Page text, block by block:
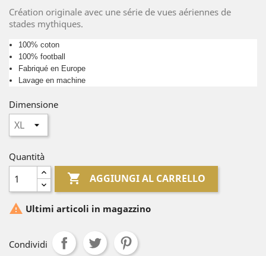
Création originale avec une série de vues aériennes de
stades mythiques.
100% coton
100% football
Fabriqué en Europe
Lavage en machine
Dimensione
Quantità
 AGGIUNGI AL CARRELLO
 Ultimi articoli in magazzino
Condividi